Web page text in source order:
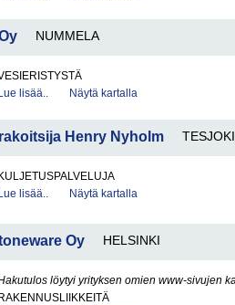
NUMMELA
Lue lisää..
Näytä kartalla
Henry Nyholm TESJOKI
KULJETUSPALVELUJA
Lue lisää..
Näytä kartalla
Oy HELSINKI
löytyi yrityksen omien www-sivujen
RAKENNUSLIIKKEITÄ